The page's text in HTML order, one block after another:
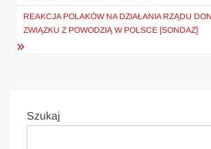
REAKCJA POLAKÓW NA DZIAŁANIA RZĄDU
ZWIĄZKU Z POWODZIĄ W POLSCE [SONDAŻ]
Szukaj